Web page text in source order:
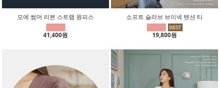
모에 썸머 리본 스트랩 원피스
41,400원
소프트 슬라브 브이넥 텐션 티
19,800원